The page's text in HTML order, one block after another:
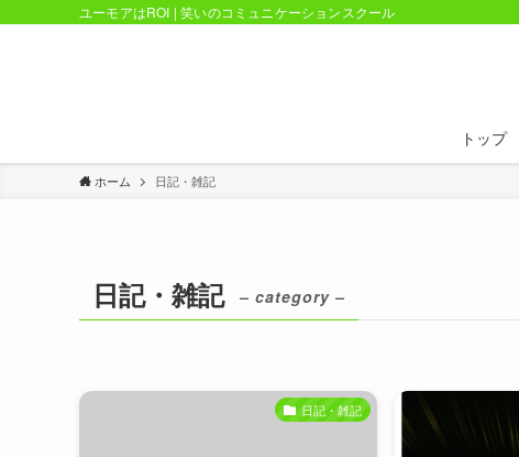
ユーモアはROI | 笑いのコミュニケーションスクール
トップ
ホーム 日記・雑記
日記・雑記 – category –
日記・雑記